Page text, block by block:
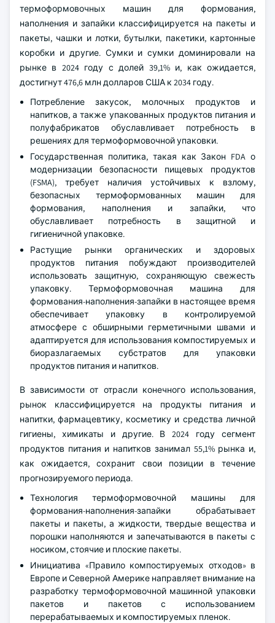
термоформовочных машин для формования,
наполнения и запайки классифицируется на пакеты и
пакеты, чашки и лотки, бутылки, пакетики, картонные
коробки и другие. Сумки и сумки доминировали на
рынке в 2024 году с долей 39,1% и, как ожидается,
достигнут 476,6 млн долларов США к 2034 году.
Потребление закусок, молочных продуктов и
напитков, а также упакованных продуктов питания и
полуфабрикатов обуславливает потребность в
решениях для термоформовочной упаковки.
Государственная политика, такая как Закон FDA о
модернизации безопасности пищевых продуктов
(FSMA), требует наличия устойчивых к взлому,
безопасных термоформованных машин для
формования, наполнения и запайки, что
обуславливает потребность в защитной и
гигиеничной упаковке.
Растущие рынки органических и здоровых
продуктов питания побуждают производителей
использовать защитную, сохраняющую свежесть
упаковку. Термоформовочная машина для
формования-наполнения-запайки в настоящее время
обеспечивает упаковку в контролируемой
атмосфере с обширными герметичными швами и
адаптируется для использования компостируемых и
биоразлагаемых субстратов для упаковки
продуктов питания и напитков.
В зависимости от отрасли конечного использования,
рынок классифицируется на продукты питания и
напитки, фармацевтику, косметику и средства личной
гигиены, химикаты и другие. В 2024 году сегмент
продуктов питания и напитков занимал 55,1% рынка и,
как ожидается, сохранит свои позиции в течение
прогнозируемого периода.
Технология термоформовочной машины для
формования-наполнения-запайки обрабатывает
пакеты и пакеты, а жидкости, твердые вещества и
порошки наполняются и запечатываются в пакеты с
носиком, стоячие и плоские пакеты.
Инициатива «Правило компостируемых отходов» в
Европе и Северной Америке направляет внимание на
разработку термоформовочной машинной упаковки
пакетов и пакетов с использованием
перерабатываемых и компостируемых пленок.